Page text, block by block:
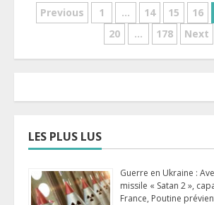
Pagination
Previous 1 … 14 15 16
20
… 178 Next
LES PLUS LUS
Guerre en Ukraine :
missile « Satan 2 »,
France, Poutine